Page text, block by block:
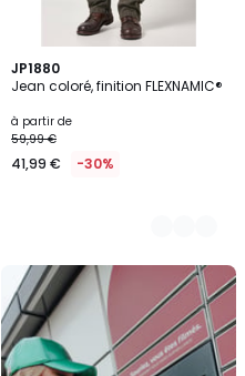
JP1880
Jean coloré, finition FLEXNAMIC®
à partir de
59,99 €
41,99 € -30%
2
Couleurs
Nouveau
Livraison
en
Locker